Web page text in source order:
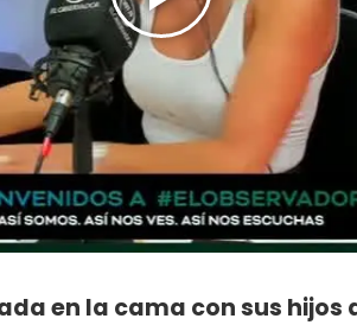
en la cama con sus hijos